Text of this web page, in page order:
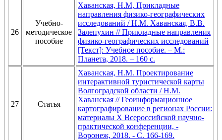
26
Учебно-
методическое
пособие
Хаванская, Н.М, Прикладные
направления физико-географических
исследований / Н.М. Хаванская, В.В.
Залепухин // Прикладные направления
физико-географических исследований
[Текст]: Учебное пособие. – М.:
Планета, 2018. – 160 с.
27 Статья
Хаванская, Н.М. Проектирование
интерактивной туристической карты
Волгоградской области / Н.М.
Хаванская // Геоинформационное
картографирование в регионах России:
материалы Х Всероссийской научно-
практической конференции, -
Воронеж, 2018. - С. 166-169.